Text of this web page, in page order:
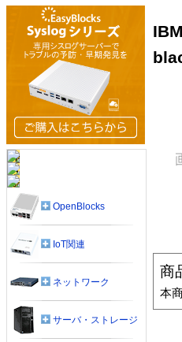
商
本
OpenBlocks
IoT関連
ネットワーク
サーバ・ストレージ